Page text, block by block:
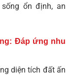
ổn định, an
Đáp ứng nhu
diện tích đất ấn